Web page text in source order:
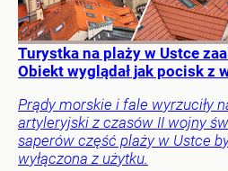
Turystka na plaży w Ustce
Obiekt wyglądał jak pocisk z
Prądy morskie i fale wyrzuciły
artyleryjski z czasów II wojny
saperów część plaży w Ustce
wyłączona z użytku.